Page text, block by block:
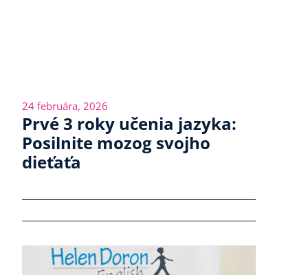
24 februára, 2026
Prvé 3 roky učenia jazyka:
Posilnite mozog svojho
dieťaťa